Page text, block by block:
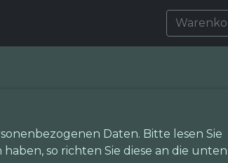
Daten. Bitte lesen Sie
so richten Sie diese an die unten